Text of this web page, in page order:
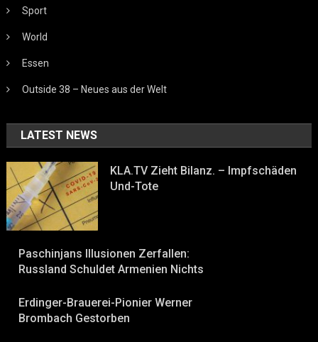
Sport
World
Essen
Outside 38 – Neues aus der Welt
LATEST NEWS
KLA.TV Zieht Bilanz. – Impfschäden
Und-Tote
Paschinjans Illusionen Zerfallen:
Russland Schuldet Armenien Nichts
Erdinger-Brauerei-Pionier Werner
Brombach Gestorben